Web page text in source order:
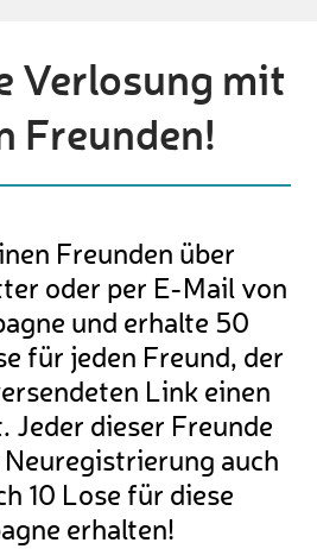
Verlosung mit
Freunden!
Freunden über
oder per E-Mail von
und erhalte 50
für jeden Freund, der
Link einen
Jeder dieser Freunde
auch
10 Lose für diese
erhalten!